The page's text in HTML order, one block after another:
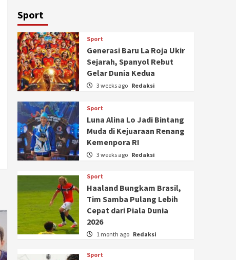
Sport
Sport
Generasi Baru La Roja Ukir
Sejarah, Spanyol Rebut
Gelar Dunia Kedua
3 weeks ago Redaksi
Sport
Luna Alina Lo Jadi Bintang
Muda di Kejuaraan Renang
Kemenpora RI
3 weeks ago Redaksi
Sport
Haaland Bungkam Brasil,
Tim Samba Pulang Lebih
Cepat dari Piala Dunia
2026
1 month ago Redaksi
Sport